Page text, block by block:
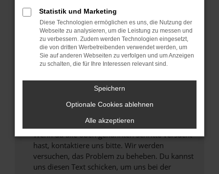
Starte dein Gerät neu.
Das kann manchmal helfen, vorübergehende
Probleme zu beheben.
Stelle sicher, dass dein Browser und dein
Betriebssystem auf dem neuesten Stand
sind.
Sicherheitsrisiko, sondern kann auch dazu
unterstützt werden.
Wende dich an den Webseitenbetreiber.
Wenn du alle oben genannten Schritte versucht
hast, kontaktiere uns bitte. Wir werden
versuchen, das Problem zu beheben. Du kannst
uns diesen Text schicken, um uns bei der
Statistik und Marketing
Diese Technologien ermöglichen es uns, die Nutzung der
Webseite zu analysieren, um die Leistung zu messen und
zu verbessern. Zudem werden Technologien eingesetzt,
die von dritten Werbetreibenden verwendet werden, um
Sie auf anderen Webseiten zu verfolgen und um Anzeigen
zu schalten, die für Ihre Interessen relevant sind.
Speichern
Optionale Cookies ablehnen
Alle akzeptieren